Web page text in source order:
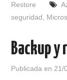
Restore
seguridad
Backup
Publicada en 21/